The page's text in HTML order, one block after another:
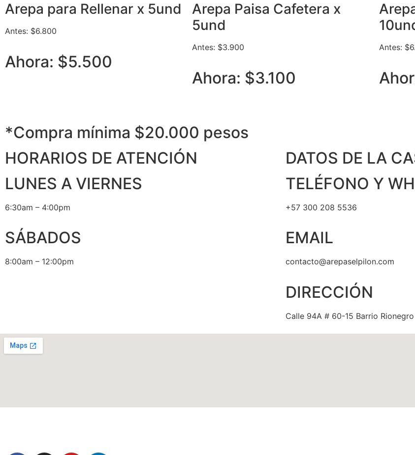
Arepa para Rellenar x 5und
Antes: $6.800
Ahora: $5.500
Arepa Paisa Cafetera x
5und
Antes: $3.900
Ahora: $3.100
Antes:
*Compra mínima $20.000 pesos
HORARIOS DE ATENCIÓN
LUNES A VIERNES
6:30am – 4:00pm
SÁBADOS
8:00am – 12:00pm
DATOS DE LA
TELÉFONO Y
+57 300 208 5536
EMAIL
contacto@arepaselpilon.com
DIRECCIÓN
Calle 94A # 60-15 Barrio